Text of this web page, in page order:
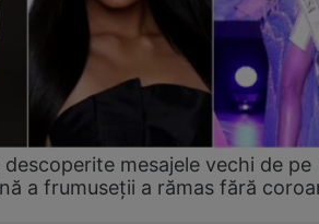
mesajele vechi de pe
a frumuseții a rămas fără